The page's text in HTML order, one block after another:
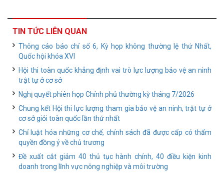
TIN TỨC LIÊN QUAN
Thông cáo báo chí số 6, Kỳ họp không thường lệ thứ Nhất,
Quốc hội khóa XVI
Hội thi toàn quốc khẳng định vai trò lực lượng bảo vệ an ninh
trật tự ở cơ sở
Nghị quyết phiên họp Chính phủ thường kỳ tháng 7/2026
Chung kết Hội thi lực lượng tham gia bảo vệ an ninh, trật tự ở
cơ sở giỏi toàn quốc lần thứ nhất
Chỉ luật hóa những cơ chế, chính sách đã được cấp có thẩm
quyền đồng ý về chủ trương
Đề xuất cắt giảm 40 thủ tục hành chính, 40 điều kiện kinh
doanh trong lĩnh vực nông nghiệp và môi trường